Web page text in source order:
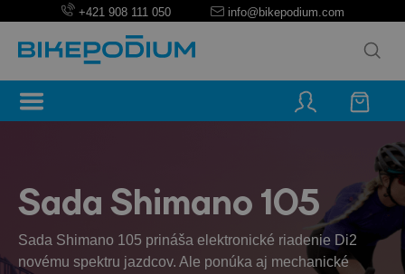
+421 908 111 050 info@bikepodium.com
Sada Shimano 105
Sada Shimano 105 prináša elektronické riadenie Di2
novému spektru jazdcov. Ale ponúka aj mechanické